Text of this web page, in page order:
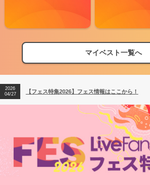
マイベスト一覧へ
【フェス特集2026】フェス情報はここから！
【ライブ動員ランキング】2026年上半期編発表！
2026
04/27
【フェス特集2026】フェス情報はここから！
2026
【ライブ動員ランキング】2026年上半期編発表！